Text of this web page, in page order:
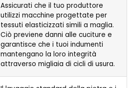
Assicurati che il tuo produttore
utilizzi macchine progettate per
tessuti elasticizzati simili a maglia.
Ciò previene danni alle cuciture e
garantisce che i tuoi indumenti
mantengano la loro integrità
attraverso migliaia di cicli di usura.